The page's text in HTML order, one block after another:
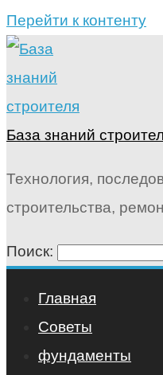
Перейти к контенту
База знаний
Технология,
строительства,
Поиск:
Главная
Советы
фундаменты